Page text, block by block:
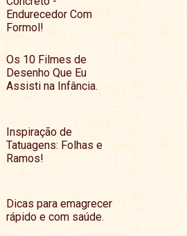
Endurecedor Com
Formol!
Os 10 Filmes de
Desenho Que Eu
Assisti na Infância.
Inspiração de
Tatuagens: Folhas e
Ramos!
Dicas para emagrecer
rápido e com saúde.